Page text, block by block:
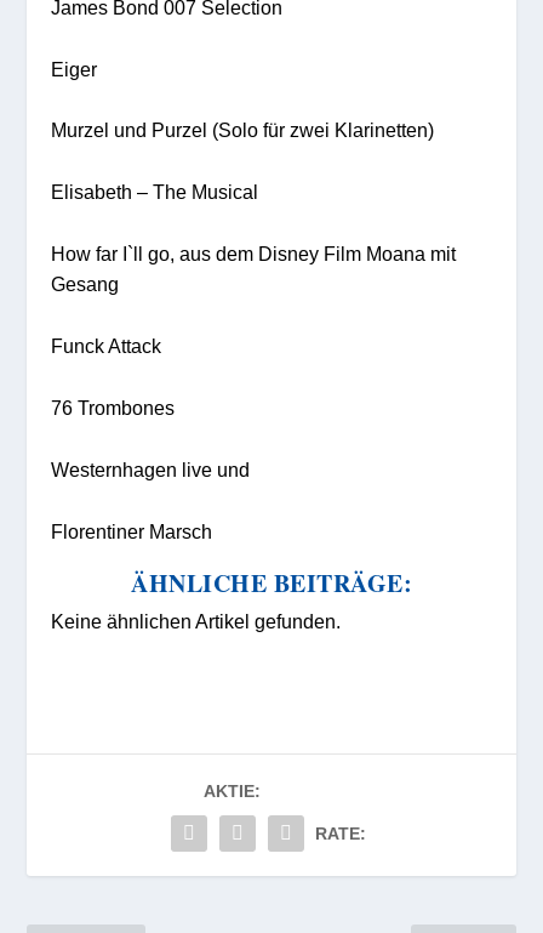
James Bond 007 Selection
Eiger
Murzel und Purzel (Solo für zwei Klarinetten)
Elisabeth – The Musical
How far I`ll go, aus dem Disney Film Moana mit
Gesang
Funck Attack
76 Trombones
Westernhagen live und
Florentiner Marsch
ÄHNLICHE BEITRÄGE:
Keine ähnlichen Artikel gefunden.
AKTIE:
RATE: